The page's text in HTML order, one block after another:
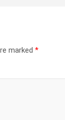
marked *